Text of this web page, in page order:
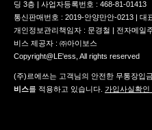
딩 3층 | 사업자등록번호 : 468-81-01413
통신판매번호 : 2019-안양만안-0213 | 대
개인정보관리책임자 : 문경철 | 전자메일
비스 제공자 : ㈜아이보스
Copyright@LE'ess, All rights reserved
(주)르에쓰는 고객님의 안전한 무통장입
비스를 적용하고 있습니다. 가입사실확인